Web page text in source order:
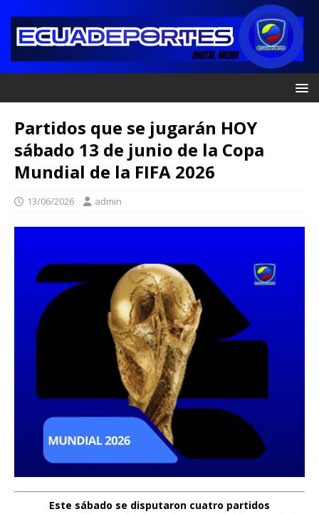
Partidos que se jugarán HOY
sábado 13 de junio de la Copa
Mundial de la FIFA 2026
13/06/2026 admin
Este sábado se disputaron cuatro partidos